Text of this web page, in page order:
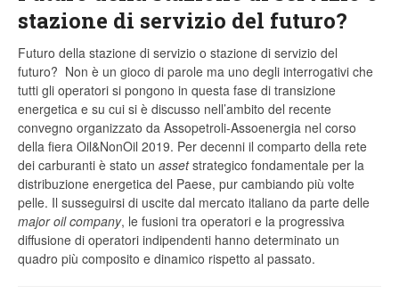
stazione di servizio del futuro?
Futuro della stazione di servizio o stazione di servizio del
futuro? Non è un gioco di parole ma uno degli interrogativi che
tutti gli operatori si pongono in questa fase di transizione
energetica e su cui si è discusso nell’ambito del recente
convegno organizzato da Assopetroli-Assoenergia nel corso
della fiera Oil&NonOil 2019. Per decenni il comparto della rete
dei carburanti è stato un assetstrategico fondamentale per la
distribuzione energetica del Paese, pur cambiando più volte
pelle. Il susseguirsi di uscite dal mercato italiano da parte delle
major oil company, le fusioni tra operatori e la progressiva
diffusione di operatori indipendenti hanno determinato un
quadro più composito e dinamico rispetto al passato.